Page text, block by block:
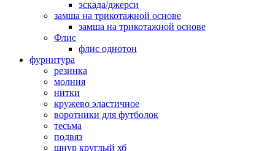
эскада/джерси
замша на трикотажной основе
замша на трикотажной основе
Флис
флис однотон
фурнитура
резинка
молния
нитки
кружево эластичное
воротники для футболок
тесьма
подвяз
шнур круглый хб